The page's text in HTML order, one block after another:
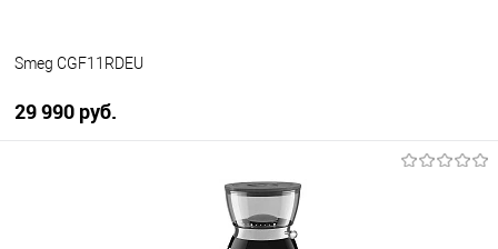
Smeg CGF11RDEU
29 990 руб.